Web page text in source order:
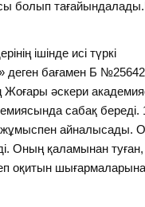
болып
ішінде исі түркі
бағамен Б
Жоғары әскери
сабақ береді.
жұмыспен айналысады.
Оның қаламынан туған,
оқитын шығармаларына